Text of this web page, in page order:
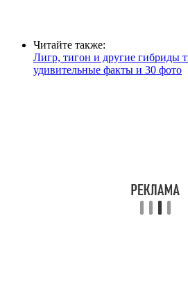
Читайте также:
Лигр, тигон и другие гибриды
удивительные факты и 30 фото